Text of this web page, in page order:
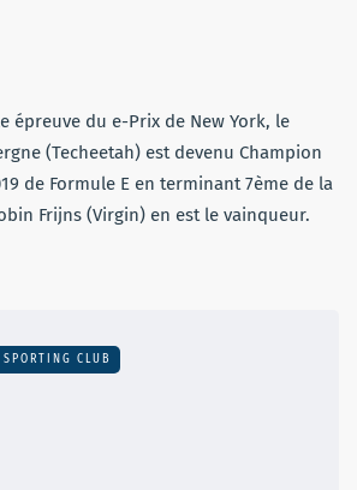
épreuve du e-Prix de New York, le
(Techeetah) est devenu Champion
de Formule E en terminant 7ème de la
Frijns (Virgin) en est le vainqueur.
SPORTING CLUB